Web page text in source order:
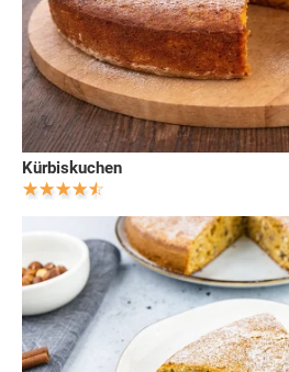
Kürbiskuchen